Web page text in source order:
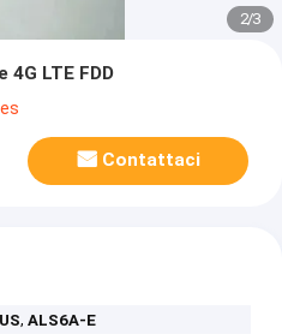
2/3
4G LTE FDD
Contattaci
,ALS6A-E